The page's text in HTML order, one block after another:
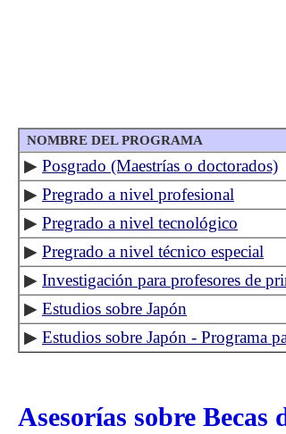
NOMBRE DEL PROGRAMA
▶ Posgrado (Maestrías o doctorados)
▶ Pregrado a nivel profesional
▶ Pregrado a nivel tecnológico
▶ Pregrado a nivel técnico especial
▶ Investigación para profesores de
▶ Estudios sobre Japón
▶ Estudios sobre Japón - Programa
Asesorías sobre